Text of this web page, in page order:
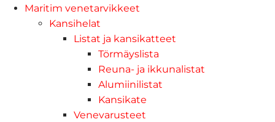
Maritim venetarvikkeet
Kansihelat
Listat ja kansikatteet
Törmäyslista
Reuna- ja ikkunalistat
Alumiinilistat
Kansikate
Venevarusteet